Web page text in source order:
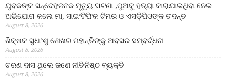
ଯୁବକଙ୍କ ସନ୍ଦେହଜନକ ମୃତ୍ୟୁ ଘଟଣା ,ପୁଅକୁ ହତ୍ୟା କାରାଯାଇଥିବା ନେଇ
ଅଭିଯୋଗ କଲେ ମା, ସାଇଂଟିଫିକ ଟିମର ଓ ଏସଡ଼ିପିଓଙ୍କ ତଦନ୍ତ
August 8, 2026
ଶିକ୍ଷକ ସୁଧାଂଶୁ ଶେଖର ମହାନ୍ତିଙ୍କୁ ଅବସର ସମ୍ବର୍ଦ୍ଧନା
August 8, 2026
ଚରଣ ଦାସ ଥିଲେ ଜଣେ ନୀତିନିଷ୍ଠ ବ୍ୟକ୍ତି
August 8, 2026